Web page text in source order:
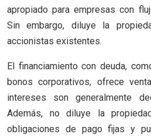
apropiado para empresas con
Sin embargo, diluye la
accionistas existentes.
El financiamiento con deuda,
bonos corporativos, ofrece
intereses son generalmente
Además, no diluye la
obligaciones de pago fijas y